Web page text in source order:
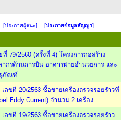
[ประกาศผู้ชนะ] [ประกาศข้อมูลสัญญา]
79/2560 (ครั้งที่ 4) โครงการก่อสร้าง
กรด้านการบิน อาคารฝ่ายอำนวยการ และ
รุภัณฑ์
ขที่ 20/2563 ซื้อขายเครื่องตรวจรอยร้าวที่
Eddy Current) จำนวน 2 เครื่อง
ขที่ 19/2563 ซื้อขายเครื่องตรวจรอยร้าว